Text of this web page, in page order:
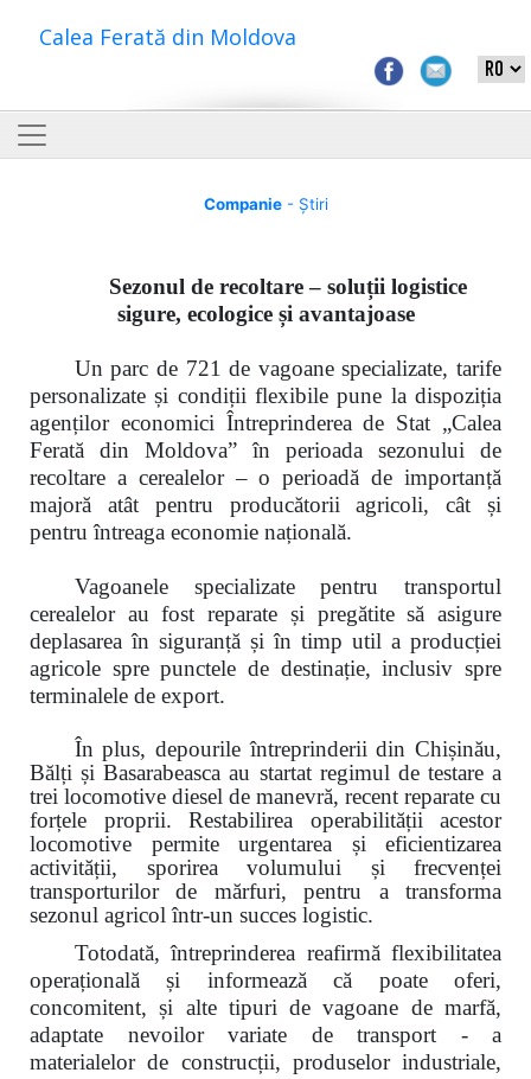
Calea Ferată din Moldova
Companie- Știri
Sezonul de recoltare – soluții logistice
sigure, ecologice și avantajoase
Un parc de 721 de vagoane specializate, tarife
personalizate și condiții flexibile pune la dispoziția
agenților economici Întreprinderea de Stat „Calea
Ferată din Moldova” în perioada sezonului de
recoltare a cerealelor – o perioadă de importanță
majoră atât pentru producătorii agricoli, cât și
pentru întreaga economie națională.
Vagoanele specializate pentru transportul
cerealelor au fost reparate și pregătite să asigure
deplasarea în siguranță și în timp util a producției
agricole spre punctele de destinație, inclusiv spre
terminalele de export.
În plus, depourile întreprinderii din Chișinău,
Bălți și Basarabeasca au startat regimul de testare a
trei locomotive diesel de manevră, recent reparate cu
forțele proprii. Restabilirea operabilității acestor
locomotive permite urgentarea și eficientizarea
activității, sporirea volumului și frecvenței
transporturilor de mărfuri,pentru a transforma
sezonul agricol într-un succes logistic.
Totodată, întreprinderea reafirmă flexibilitatea
operațională și informează că poate oferi,
concomitent, și alte tipuri de vagoane de marfă,
adaptate nevoilor variate de transport - a
materialelor de construcții, produselor industriale,